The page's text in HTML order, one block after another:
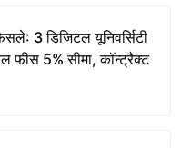
3 डिजिटल यूनिवर्सिटी
फीस 5% सीमा, कॉन्ट्रैक्ट